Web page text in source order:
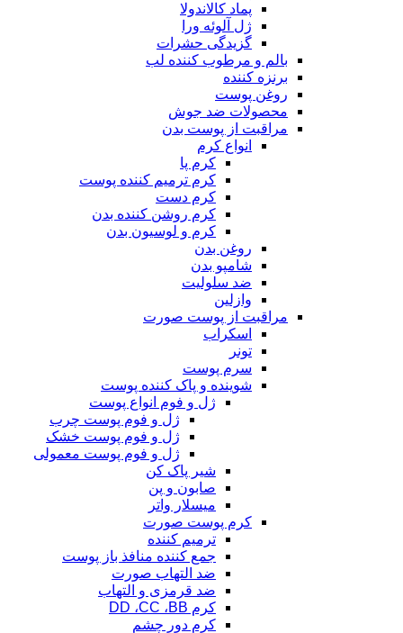
پماد کالاندولا
ژل آلوئه ورا
گزیدگی حشرات
بالم و مرطوب کننده لب
برنزه کننده
روغن پوست
محصولات ضد جوش
مراقبت از پوست بدن
انواع کرم
کرم پا
کرم ترمیم کننده پوست
کرم دست
کرم روشن کننده بدن
کرم و لوسیون بدن
روغن بدن
شامپو بدن
ضد سلولیت
وازلین
مراقبت از پوست صورت
اسکراب
تونر
سرم پوست
شوینده و پاک کننده پوست
ژل و فوم انواع پوست
ژل و فوم پوست چرب
ژل و فوم پوست خشک
ژل و فوم پوست معمولی
شیر پاک کن
صابون و پن
میسلار واتر
کرم پوست صورت
ترمیم کننده
جمع کننده منافذ باز پوست
ضد التهاب صورت
ضد قرمزی و التهاب
کرم DD ،CC ،BB
کرم دور چشم